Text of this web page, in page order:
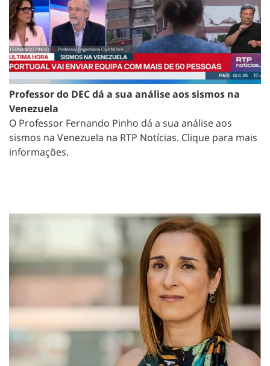
Professor do DEC dá a sua análise aos sismos na
Venezuela
O Professor Fernando Pinho dá a sua análise aos
sismos na Venezuela na RTP Notícias. Clique para mais
informações.